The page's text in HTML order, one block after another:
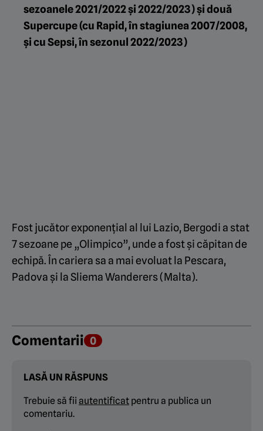
sezoanele 2021/2022 și 2022/2023) și două
Supercupe (cu Rapid, în stagiunea 2007/2008,
și cu Sepsi, în sezonul 2022/2023)
Fost jucător exponențial al lui Lazio, Bergodi a stat
7 sezoane pe „Olimpico”, unde a fost și căpitan de
echipă. În cariera sa a mai evoluat la Pescara,
Padova și la Sliema Wanderers (Malta).
Comentarii 0
LASĂ UN RĂSPUNS
Trebuie să fii autentificat pentru a publica un
comentariu.